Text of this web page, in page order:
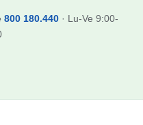
800 180.440· Lu-Ve 9:00-